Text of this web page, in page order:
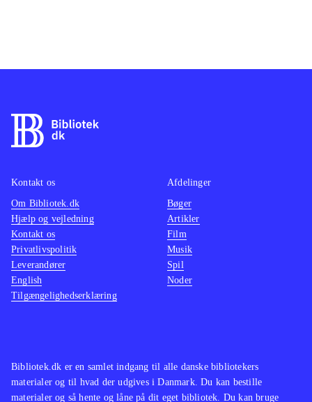
Bibliotek.dk er en samlet indgang til alle danske bibliotekers
materialer og til hvad der udgives i Danmark. Du kan bestille
materialer og så hente og låne på dit eget bibliotek. Du kan bruge
Kontakt os
Om Bibliotek.dk
Hjælp og vejledning
Kontakt os
Privatlivspolitik
Leverandører
English
Tilgængelighedserklæring
Afdelinger
Bøger
Artikler
Film
Musik
Spil
Noder